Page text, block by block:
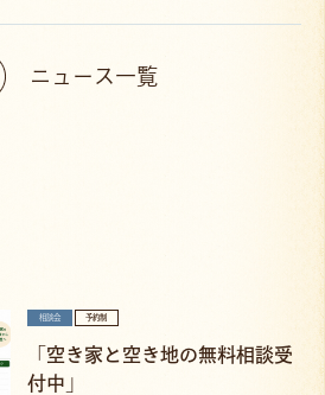
ニュース一覧
相談会 予約制
「空き家と空き地の無料相談受
付中」